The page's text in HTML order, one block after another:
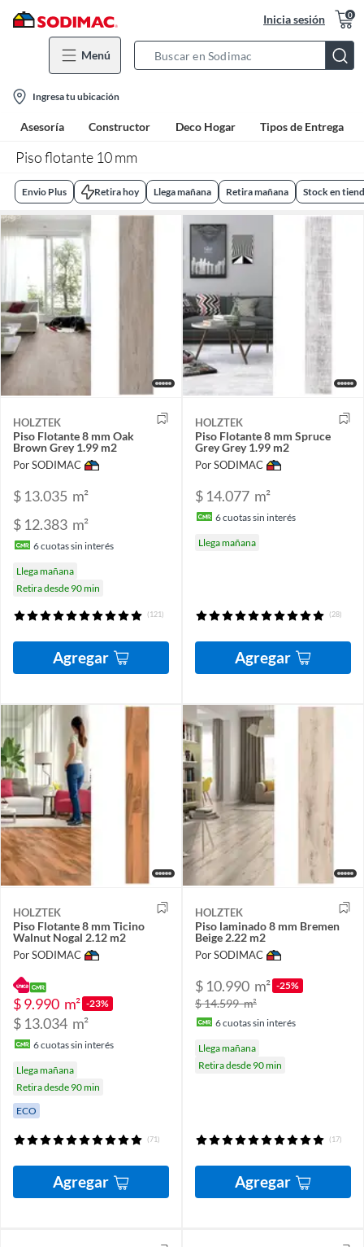
Inicia sesión 0
Menú
Bar
location-
icon
Ingresa tu ubicación
Asesoría Constructor Deco Hogar Tipos de Entrega
Piso flotante 10 mm
Envio Plus Retira hoy Llega mañana Retira mañana Stock en
HOLZTEK
Piso Flotante 8 mm Oak
Brown Grey 1.99 m2
Por SODIMAC
$ 13.035 m²
$ 12.383 m²
6cuotas sin interés
Llega mañana
Retira desde 90 min
(121)
Agregar
HOLZTEK
Piso Flotante 8 mm Spruce
Grey Grey 1.99 m2
Por SODIMAC
$ 14.077 m²
6cuotas sin interés
Llega mañana
(28)
Agregar
HOLZTEK
Piso Flotante 8 mm Ticino
Walnut Nogal 2.12 m2
Por SODIMAC
$ 9.990 m² -23%
$ 13.034 m²
6cuotas sin interés
Llega mañana
Retira desde 90 min
ECO
(71)
Agregar
HOLZTEK
Piso laminado 8 mm Bremen
Beige 2.22 m2
Por SODIMAC
$ 10.990 m² -25%
$ 14.599m²
6cuotas sin interés
Llega mañana
Retira desde 90 min
(17)
Agregar